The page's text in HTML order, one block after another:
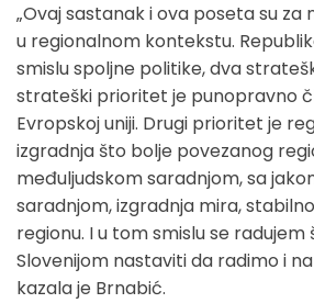
„Ovaj sastanak i ova poseta su za
u regionalnom kontekstu.
smislu spoljne politike, dva
strateški prioritet je punopravno
Evropskoj uniji. Drugi prioritet je
izgradnja što bolje povezanog
međuljudskom saradnjom, sa
saradnjom, izgradnja mira,
regionu. I u tom smislu se
Slovenijom nastaviti da radimo i
kazala je Brnabić.